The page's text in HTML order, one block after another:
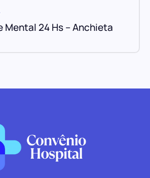
Mental 24 Hs – Anchieta